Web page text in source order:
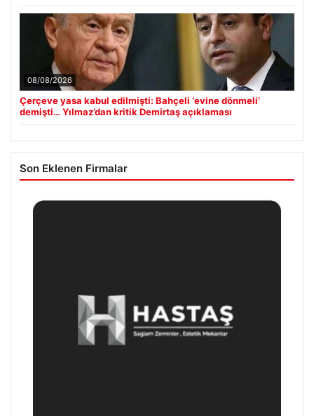
08/08/2026
Çerçeve yasa kabul edilmişti: Bahçeli ‘evine dönmeli’
demişti… Yılmaz’dan kritik Demirtaş açıklaması
Son Eklenen Firmalar